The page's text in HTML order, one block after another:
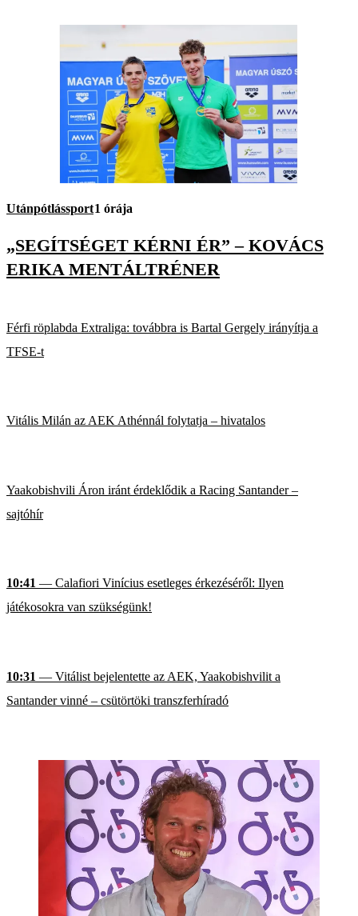
Utánpótlássport1 órája
„SEGÍTSÉGET KÉRNI ÉR” – KOVÁCS
ERIKA MENTÁLTRÉNER
Férfi röplabda Extraliga: továbbra is Bartal Gergely irányítja a
TFSE-t
Vitális Milán az AEK Athénnál folytatja – hivatalos
Yaakobishvili Áron iránt érdeklődik a Racing Santander –
sajtóhír
10:41 — Calafiori Vinícius esetleges érkezéséről: Ilyen
játékosokra van szükségünk!
10:31 — Vitálist bejelentette az AEK, Yaakobishvilit a
Santander vinné – csütörtöki transzferhíradó